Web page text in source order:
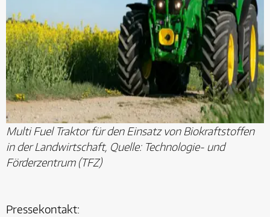
Multi Fuel Traktor für den Einsatz von Biokraftstoffen
in der Landwirtschaft, Quelle: Technologie- und
Förderzentrum (TFZ)
Pressekontakt: